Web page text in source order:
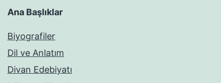
Ana Başlıklar
Biyografiler
Dil ve Anlatım
Divan Edebiyatı